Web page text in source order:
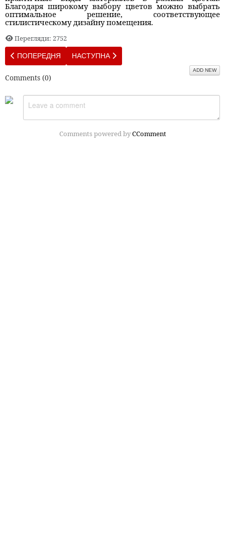
Благодаря широкому выбору цветов можно выбрать
оптимальное решение, соответствующее
стилистическому дизайну помещения.
Перегляди: 2752
ПОПЕРЕДНЯ СТАТТЯ: КАК УХАЖИВАТЬ ЗА СЕДЫМИ
ПОПЕРЕДНЯ НАСТУПНА СТАТТЯ: ПОПУЛЯРНЫЕ ВИДЫ
НАСТУПНА
Comments (0)
ADD NEW
Comments powered byCComment